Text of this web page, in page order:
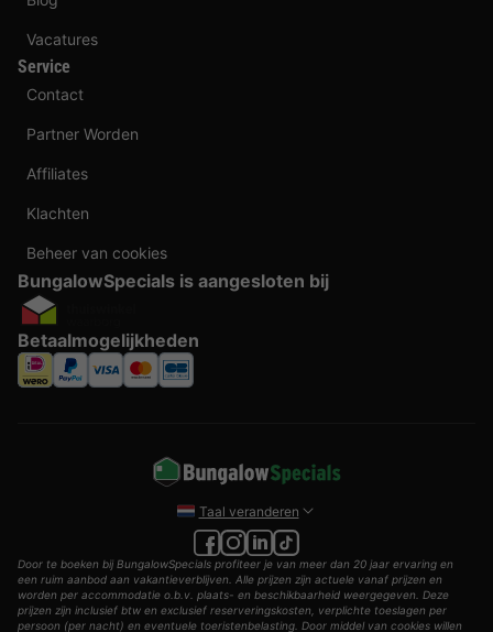
Vacatures
Service
Contact
Partner Worden
Affiliates
Klachten
Beheer van cookies
BungalowSpecials is aangesloten bij
Betaalmogelijkheden
Taal veranderen
Door te boeken bij BungalowSpecials profiteer je van meer dan 20 jaar ervaring en
een ruim aanbod aan vakantieverblijven. Alle prijzen zijn actuele vanaf prijzen en
worden per accommodatie o.b.v. plaats- en beschikbaarheid weergegeven. Deze
prijzen zijn inclusief btw en exclusief reserveringskosten, verplichte toeslagen per
persoon (per nacht) en eventuele toeristenbelasting. Door middel van cookies willen